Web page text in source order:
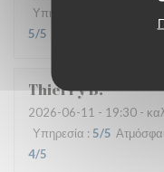
Υπηρεσία
5/5
ThierryB
2026-06-11 - 19:30 -
Υπηρεσία : 5/5
4/5